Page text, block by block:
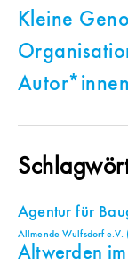
Kleine
Autor*innen
Agentur für
Allmende Wulfsdorf e.V.
Altwerden